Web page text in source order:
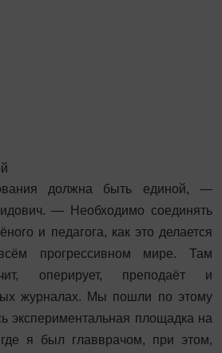
должна быть единой, —
— Необходимо соединять
и педагога, как это делается
прогрессивном мире. Там
оперирует, преподаёт и
журналах. Мы пошли по этому
экспериментальная площадка на
я был главврачом, при этом,